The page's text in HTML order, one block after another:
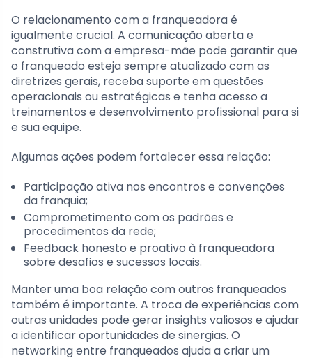
O relacionamento com a franqueadora é
igualmente crucial. A comunicação aberta e
construtiva com a empresa-mãe pode garantir que
o franqueado esteja sempre atualizado com as
diretrizes gerais, receba suporte em questões
operacionais ou estratégicas e tenha acesso a
treinamentos e desenvolvimento profissional para si
e sua equipe.
Algumas ações podem fortalecer essa relação:
Participação ativa nos encontros e convenções
da franquia;
Comprometimento com os padrões e
procedimentos da rede;
Feedback honesto e proativo à franqueadora
sobre desafios e sucessos locais.
Manter uma boa relação com outros franqueados
também é importante. A troca de experiências com
outras unidades pode gerar insights valiosos e ajudar
a identificar oportunidades de sinergias. O
networking entre franqueados ajuda a criar um